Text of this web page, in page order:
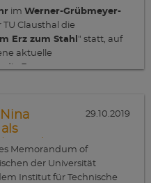
im Werner-Grübmeyer-
Clausthal die
Erz zum Stahl " statt, auf
aktuelle
die Erzeugung von
Bereichen Mathematik,
und allen
und logistischen
von Flachstahl
besteht die Möglichkeit
Gespräch zu kommen.
29.10.2019
an der
in
Memorandum of
der Universität
Institut für Technische